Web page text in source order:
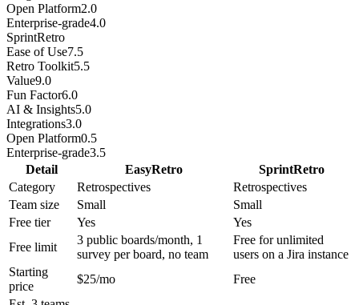
Open Platform2.0
Enterprise-grade4.0
SprintRetro
Ease of Use7.5
Retro Toolkit5.5
Value9.0
Fun Factor6.0
AI & Insights5.0
Integrations3.0
Open Platform0.5
Enterprise-grade3.5
Detail
EasyRetro
SprintRetro
Category
Retrospectives
Retrospectives
Team size
Small
Small
Free tier
Yes
Yes
Free limit
3 public boards/month, 1
survey per board, no team
Free for unlimited
users on a Jira instance
Starting
price
$25/mo
Free